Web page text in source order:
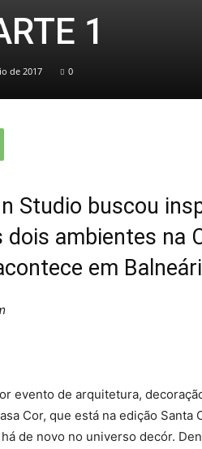
1
de 2017 0
Studio buscou
dois ambientes na
em
evento de arquitetura,
Cor, que está na edição Santa
de novo no universo decór.